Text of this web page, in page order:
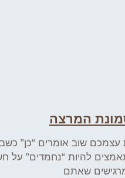
המרצה
שוב אומרים “כן”
להיות “נחמדים” על
שאתם